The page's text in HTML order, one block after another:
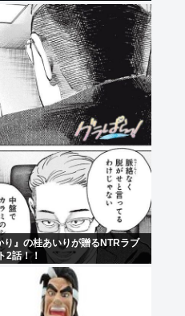
』の桂あいりが贈るNTRラブ
2話！！